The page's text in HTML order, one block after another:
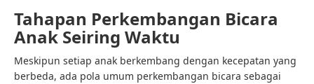
Tahapan Perkembangan Bicara
Anak Seiring Waktu
Meskipun setiap anak berkembang dengan kecepatan yang
berbeda, ada pola umum perkembangan bicara sebagai